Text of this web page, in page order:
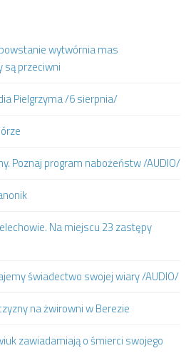
wytwórnia mas
są przeciwni
Pielgrzyma /6 sierpnia/
Poznaj program nabożeństw /AUDIO/
Na miejscu 23 zastępy
świadectwo swojej wiary /AUDIO/
na żwirowni w Berezie
zawiadamiają o śmierci swojego